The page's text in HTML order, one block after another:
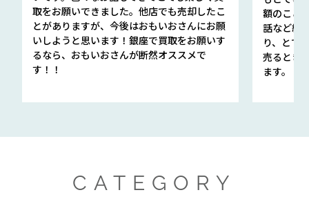
取をお願いできました。他店でも売却したこ
とがありますが、今後はおもいおさんにお願
いしようと思います！銀座で買取をお願いす
るなら、おもいおさんが断然オススメで
す！！
額のこと
話など細
り、とて
売るとき
ます。
CATEGORY